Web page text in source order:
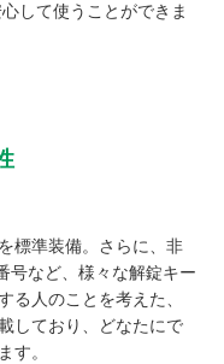
して使うことができま
標準装備。さらに、非
号など、様々な解錠キー
る人のことを考えた、
しており、どなたにで
す。